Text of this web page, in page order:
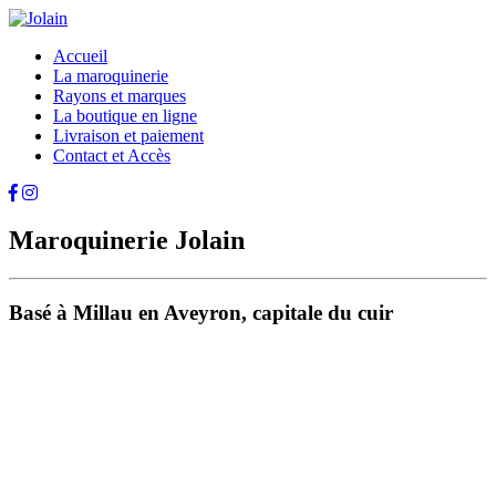
Accueil
La maroquinerie
Rayons et marques
La boutique en ligne
Livraison et paiement
Contact et Accès
Maroquinerie Jolain
Basé à Millau en Aveyron, capitale du cuir